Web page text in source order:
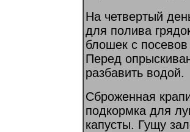
На четвертый
для полива
блошек с
Перед
разбавить водой.
Сброженная
подкормка для
капусты. Гущу